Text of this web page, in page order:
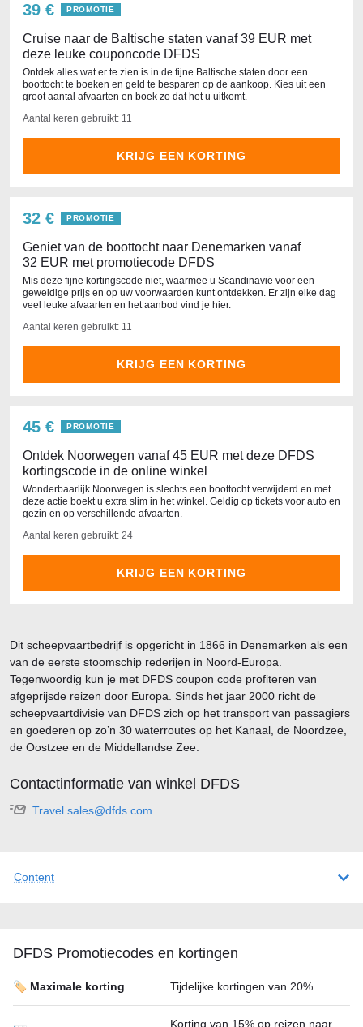
39 € PROMOTIE
Cruise naar de Baltische staten vanaf 39 EUR met
deze leuke couponcode DFDS
Ontdek alles wat er te zien is in de fijne Baltische staten door een
boottocht te boeken en geld te besparen op de aankoop. Kies uit een
groot aantal afvaarten en boek zo dat het u uitkomt.
Aantal keren gebruikt: 11
KRIJG EEN KORTING
32 € PROMOTIE
Geniet van de boottocht naar Denemarken vanaf
32 EUR met promotiecode DFDS
Mis deze fijne kortingscode niet, waarmee u Scandinavië voor een
geweldige prijs en op uw voorwaarden kunt ontdekken. Er zijn elke dag
veel leuke afvaarten en het aanbod vind je hier.
Aantal keren gebruikt: 11
KRIJG EEN KORTING
45 € PROMOTIE
Ontdek Noorwegen vanaf 45 EUR met deze DFDS
kortingscode in de online winkel
Wonderbaarlijk Noorwegen is slechts een boottocht verwijderd en met
deze actie boekt u extra slim in het winkel. Geldig op tickets voor auto en
gezin en op verschillende afvaarten.
Aantal keren gebruikt: 24
KRIJG EEN KORTING
Content
DFDS Promotiecodes en kortingen
🏷️ Maximale korting Tijdelijke kortingen van 20%
Korting van 15% op reizen naar
Dit scheepvaartbedrijf is opgericht in 1866 in Denemarken als een
van de eerste stoomschip rederijen in Noord-Europa.
Tegenwoordig kun je met DFDS coupon code profiteren van
afgeprijsde reizen door Europa. Sinds het jaar 2000 richt de
scheepvaartdivisie van DFDS zich op het transport van passagiers
en goederen op zo’n 30 waterroutes op het Kanaal, de Noordzee,
de Oostzee en de Middellandse Zee.
Contactinformatie van winkel DFDS
Travel.sales@dfds.com